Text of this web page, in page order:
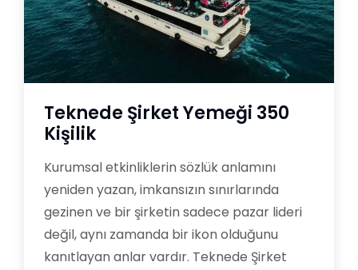
Teknede Şirket Yemeği 350
Kişilik
Kurumsal etkinliklerin sözlük anlamını
yeniden yazan, imkansızın sınırlarında
gezinen ve bir şirketin sadece pazar lideri
değil, aynı zamanda bir ikon olduğunu
kanıtlayan anlar vardır. Teknede Şirket